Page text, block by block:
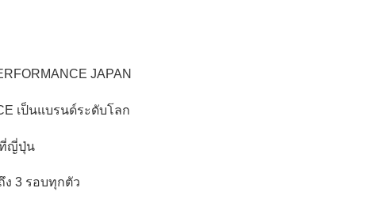
JAPAN
เป็นแบรนด์ระดับโลก
ที่ญี่ปุ่น
3 รอบทุกตัว